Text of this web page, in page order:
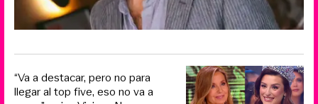
“Va a destacar, pero no para
llegar al top five, eso no va a